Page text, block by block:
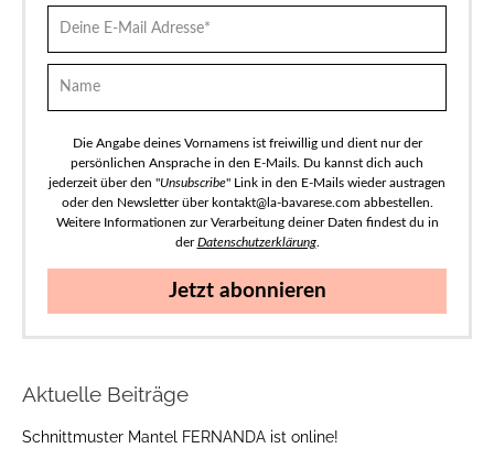
Die Angabe deines Vornamens ist freiwillig und dient nur der
persönlichen Ansprache in den E-Mails. Du kannst dich auch
jederzeit über den "Unsubscribe" Link in den E-Mails wieder austragen
oder den Newsletter über kontakt@la-bavarese.com abbestellen.
Weitere Informationen zur Verarbeitung deiner Daten findest du in
derDatenschutzerklärung.
Jetzt abonnieren
Aktuelle Beiträge
Schnittmuster Mantel FERNANDA ist online!